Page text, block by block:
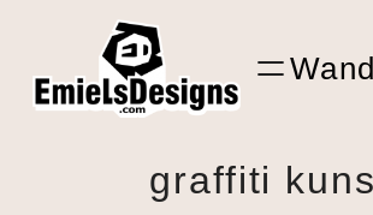
inhoud
graffiti